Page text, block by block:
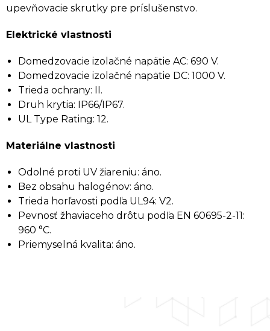
upevňovacie skrutky pre príslušenstvo.
Elektrické vlastnosti
Domedzovacie izolačné napätie AC: 690 V.
Domedzovacie izolačné napätie DC: 1000 V.
Trieda ochrany: II.
Druh krytia: IP66/IP67.
UL Type Rating: 12.
Materiálne vlastnosti
Odolné proti UV žiareniu: áno.
Bez obsahu halogénov: áno.
Trieda horľavosti podľa UL94: V2.
Pevnosť žhaviaceho drôtu podľa EN 60695-2-11:
960 °C.
Priemyselná kvalita: áno.